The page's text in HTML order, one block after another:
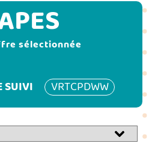
SUIVI VRTCPDWW
sélectionnée